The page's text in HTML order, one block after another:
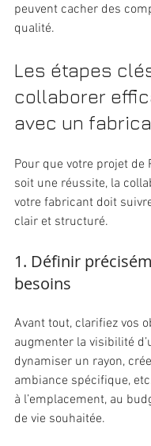
peuvent cacher des
qualité.
Les étapes
collaborer
avec un
Pour que votre projet de
soit une réussite, la
votre fabricant doit
clair et structuré.
1. Définir
besoins
Avant tout, clarifiez vos
augmenter la visibilité
dynamiser un rayon,
ambiance spécifique,
à l’emplacement, au
de vie souhaitée.